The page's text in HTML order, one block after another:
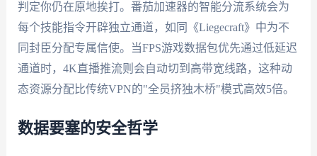
判定你仍在原地挨打。番茄加速器的智能分流系统会为
每个技能指令开辟独立通道，如同《Liegecraft》中为不
同封臣分配专属信使。当FPS游戏数据包优先通过低延迟
通道时，4K直播推流则会自动切到高带宽线路，这种动
态资源分配比传统VPN的"全员挤独木桥"模式高效5倍。
数据要塞的安全哲学